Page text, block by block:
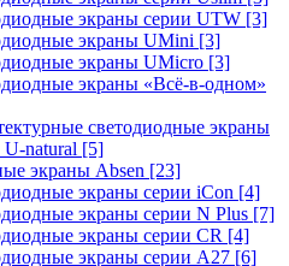
экраны серии UTW [3]
экраны UMini [3]
экраны UMicro [3]
экраны «Всё-в-одном»
светодиодные экраны
U-natural [5]
экраны Absen [23]
экраны серии iCon [4]
экраны серии N Plus [7]
экраны серии CR [4]
экраны серии А27 [6]